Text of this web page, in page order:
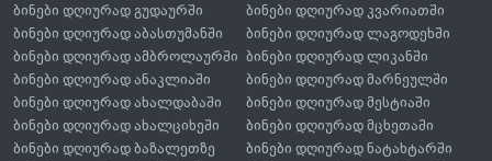
ბინები დღიურად გუდაურში
ბინები დღიურად აბასთუმანში
ბინები დღიურად ამბროლაურში
ბინები დღიურად ანაკლიაში
ბინები დღიურად ახალდაბაში
ბინები დღიურად ახალციხეში
ბინები დღიურად ბაზალეთზე
ბინები დღიურად კვარიათში
ბინები დღიურად ლაგოდეხში
ბინები დღიურად ლიკანში
ბინები დღიურად მარნეულში
ბინები დღიურად მესტიაში
ბინები დღიურად მცხეთაში
ბინები დღიურად ნატახტარში